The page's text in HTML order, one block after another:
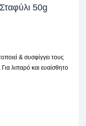
50g
& συσφίγγει τους
λιπαρό και ευαίσθητο